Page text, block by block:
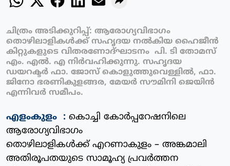
ചിത്രം അടിക്കുറിപ്പ്‌: ആരോഗ്യവിഭാഗം
തൊഴിലാളികൾക്ക് സഹൃദയ നൽകിയ ഹൈജീൻ
കിറ്റുകളുടെ വിതരണോദ്‌ഘാടനം പി. ടി തോമസ്
എം. എൽ. എ നിർവഹിക്കുന്നു. സഹൃദയ
ഡയറക്ടർ ഫാ. ജോസ് കൊളുത്തുവെള്ളിൽ, ഫാ.
ജിനോ ഭരണികുളങ്ങര, മേയർ സൗമിനി ജെയിൻ
എന്നിവർ സമീപം.
എളംകുളം : കൊച്ചി കോർപ്പറേഷനിലെ
ആരോഗ്യവിഭാഗം
തൊഴിലാളികൾക്ക് എറണാകുളം – അങ്കമാലി
അതിരൂപതയുടെ സാമൂഹ്യ പ്രവർത്തന